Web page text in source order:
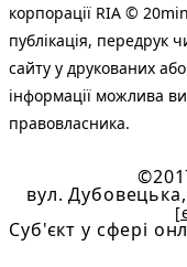
корпорації RIA ©
публiкацiя, передрук
сайту у друкованих
інформації можлива
правовласника.
вул.
Cуб'єкт у сфері